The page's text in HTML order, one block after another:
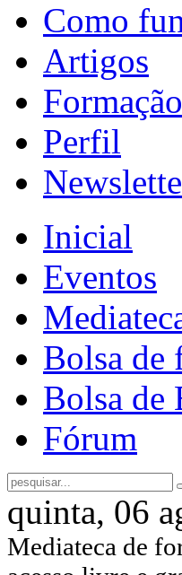
Como
Artigos
Perfil
Inicial
Eventos
Bolsa de
Bolsa de
Fórum
quinta, 06
Mediateca de